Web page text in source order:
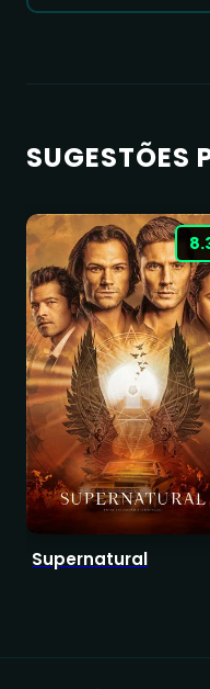
SUGESTÕES
Supernatural